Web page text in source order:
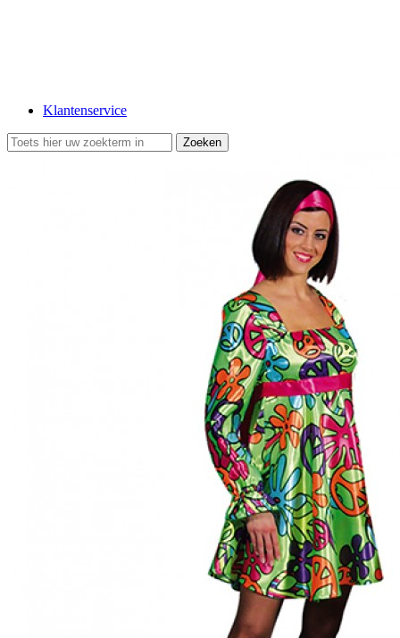
Klantenservice